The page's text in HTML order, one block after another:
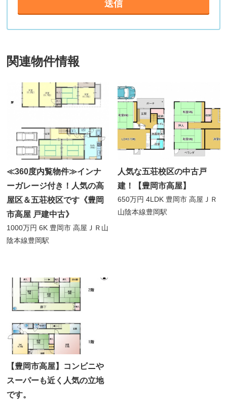
関連物件情報
≪360度内覧物件≫インナ
ーガレージ付き！人気の高
屋区＆五荘校区です《豊岡
市高屋 戸建中古》
1000万円6K 豊岡市 高屋 ＪＲ山
陰本線豊岡駅
人気な五荘校区の中古戸
建！【豊岡市高屋】
650万円4LDK 豊岡市 高屋 ＪＲ
山陰本線豊岡駅
【豊岡市高屋】コンビニや
スーパーも近く人気の立地
です。